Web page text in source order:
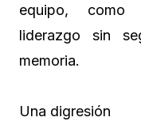
equipo, como
liderazgo sin
memoria.
Una digresión